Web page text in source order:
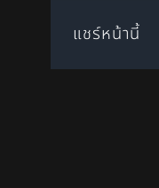
แชร์หน้านี้